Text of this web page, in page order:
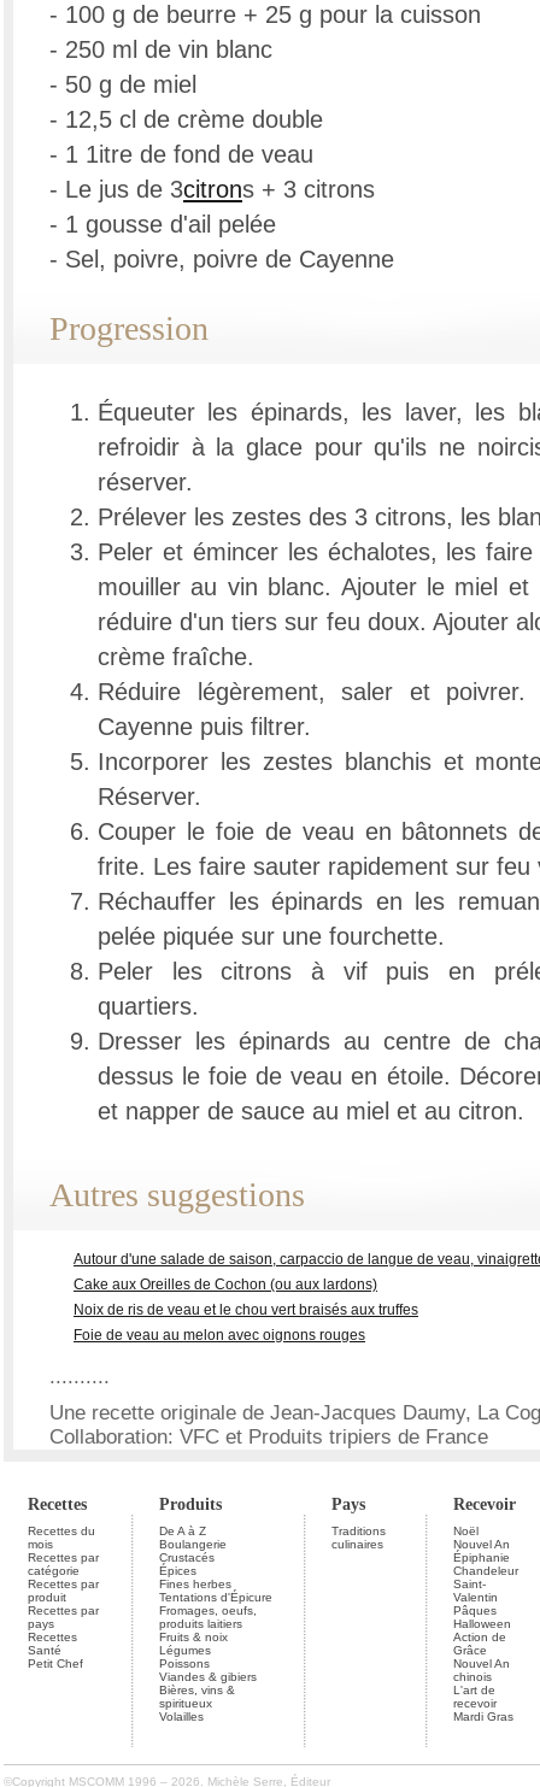
- 100 g de beurre + 25 g pour la cuisson
- 250 ml de vin blanc
- 50 g de miel
- 12,5 cl de crème double
- 1 1itre de fond de veau
- Le jus de 3citrons + 3 citrons
- 1 gousse d'ail pelée
- Sel, poivre, poivre de Cayenne
Progression
Équeuter les épinards, les laver, les
refroidir à la glace pour qu'ils ne
réserver.
Prélever les zestes des 3 citrons, les
Peler et émincer les échalotes, les
mouiller au vin blanc. Ajouter le miel
réduire d'un tiers sur feu doux. Ajouter
crème fraîche.
Réduire légèrement, saler et
Cayenne puis filtrer.
Incorporer les zestes blanchis et
Réserver.
Couper le foie de veau en bâtonnets
frite. Les faire sauter rapidement sur feu
Réchauffer les épinards en les
pelée piquée sur une fourchette.
Peler les citrons à vif puis en
quartiers.
Dresser les épinards au centre de
dessus le foie de veau en étoile.
et napper de sauce au miel et au citron.
Autres suggestions
Autour d'une salade de saison, carpaccio de langue de veau,
Cake aux Oreilles de Cochon (ou aux lardons)
Noix de ris de veau et le chou vert braisés aux truffes
Foie de veau au melon avec oignons rouges
..........
Une recette originale de Jean-Jacques Daumy, La
Collaboration: VFC et Produits tripiers de France
Recettes Produits Pays Recevoir
Recettes du
mois
Recettes par
catégorie
Recettes par
produit
Recettes par
pays
Recettes
Santé
Petit Chef
De A à Z
Boulangerie
Crustacés
Épices
Fines herbes
Tentations d'Épicure
Fromages, oeufs,
produits laitiers
Fruits & noix
Légumes
Poissons
Viandes & gibiers
Bières, vins &
spiritueux
Volailles
Traditions
culinaires
Noël
Nouvel An
Épiphanie
Chandeleur
Saint-
Valentin
Pâques
Halloween
Action de
Grâce
Nouvel An
chinois
L'art de
recevoir
Mardi Gras
©Copyright MSCOMM 1996 – 2026. Michèle Serre, Éditeur